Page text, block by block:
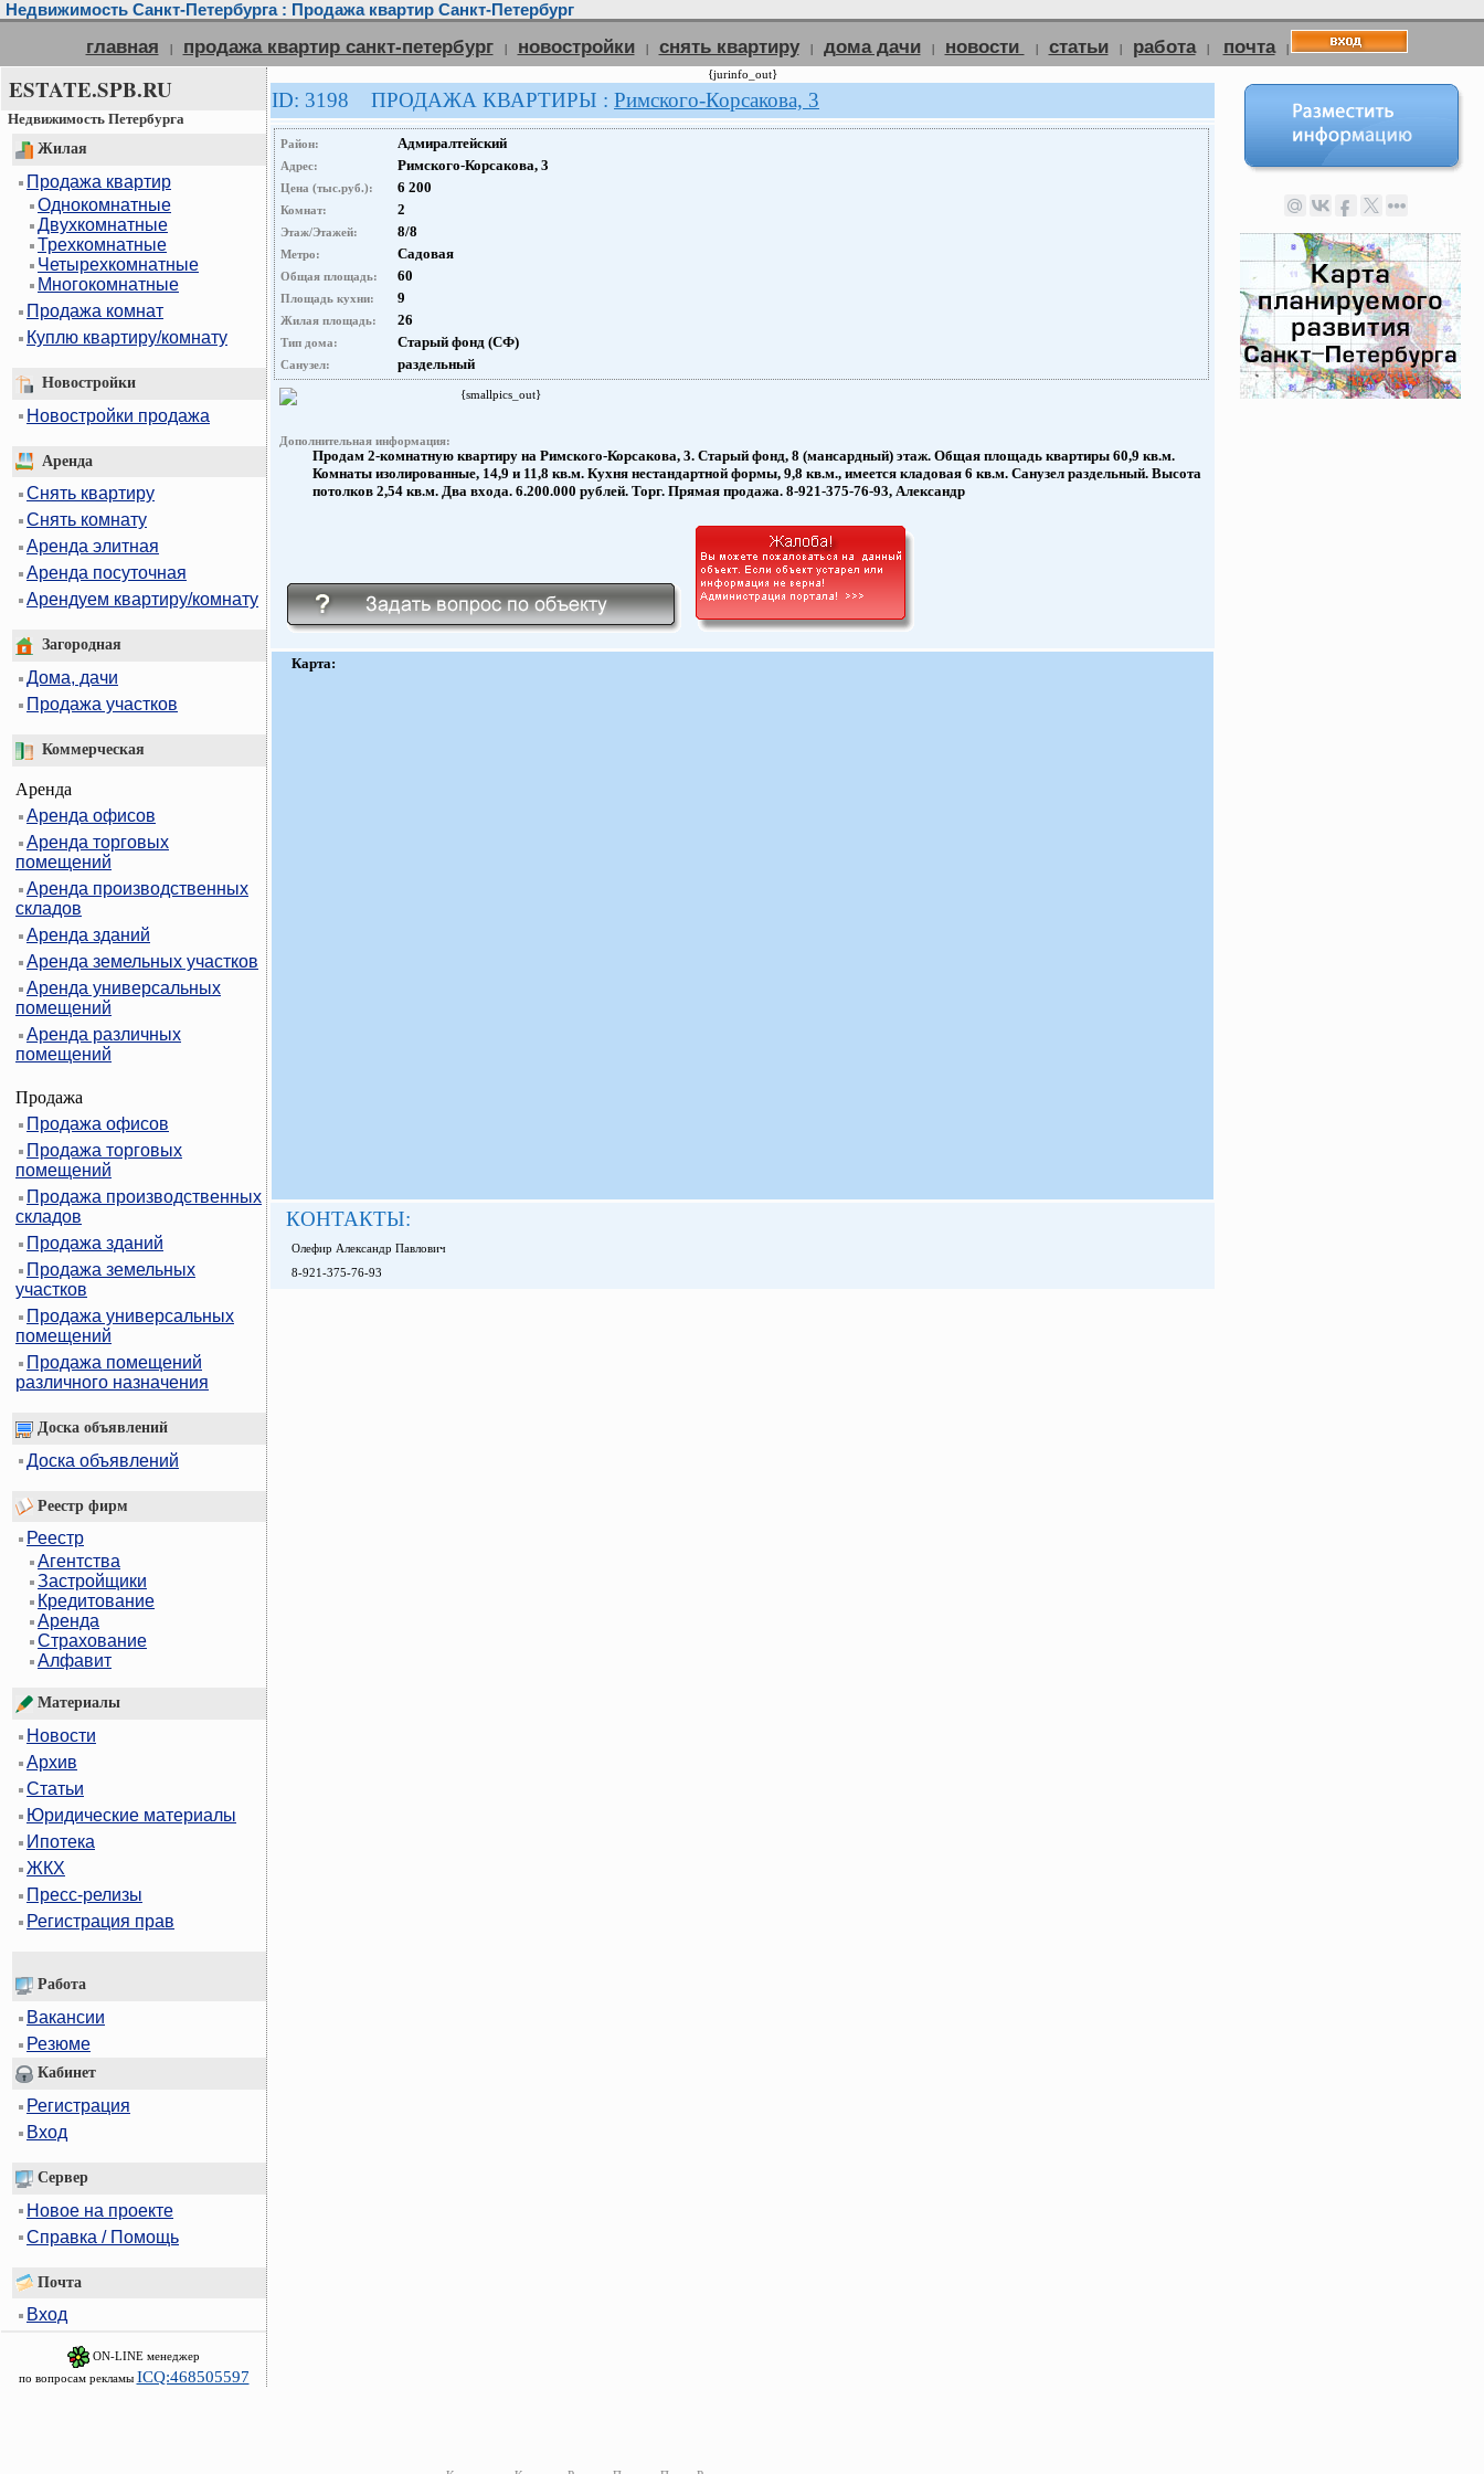
Недвижимость Санкт-Петербурга : Продажа квартир Санкт-Петербург
главная | продажа квартир санкт-петербург | новостройки | снять квартиру | дома дачи | новости | статьи | работа | почта |
ESTATE.SPB.RU
Недвижимость Петербурга
Жилая
Продажа квартир
Однокомнатные
Двухкомнатные
Трехкомнатные
Четырехкомнатные
Многокомнатные
Продажа комнат
Куплю квартиру/комнату
Новостройки
Новостройки продажа
Аренда
Снять квартиру
Снять комнату
Аренда элитная
Аренда посуточная
Арендуем квартиру/комнату
Загородная
Дома, дачи
Продажа участков
Коммерческая
Аренда
Аренда офисов
Аренда торговых
помещений
Аренда производственных
складов
Аренда зданий
Аренда земельных участков
Аренда универсальных
помещений
Аренда различных
помещений
Продажа
Продажа офисов
Продажа торговых
помещений
Продажа производственных
складов
Продажа зданий
Продажа земельных
участков
Продажа универсальных
помещений
Продажа помещений
различного назначения
Доска объявлений
Доска объявлений
Реестр фирм
Реестр
Агентства
Застройщики
Кредитование
Аренда
Страхование
Алфавит
Материалы
Новости
Архив
Статьи
Юридические материалы
Ипотека
ЖКХ
Пресс-релизы
Регистрация прав
Работа
Вакансии
Резюме
Кабинет
Регистрация
Вход
Сервер
Новое на проекте
Справка / Помощь
Почта
Вход
ON-LINE менеджер
по вопросам рекламы ICQ:468505597
{jurinfo_out}
ID: 3198 ПРОДАЖА КВАРТИРЫ : Римского-Корсакова, 3
Район: Адмиралтейский
Адрес: Римского-Корсакова, 3
Цена (тыс.руб.): 6 200
Комнат: 2
Этаж/Этажей: 8/8
Метро: Садовая
Общая площадь: 60
Площадь кухни: 9
Жилая площадь: 26
Тип дома: Старый фонд (СФ)
Санузел: раздельный
{smallpics_out}
Дополнительная информация:
Продам 2-комнатную квартиру на Римского-Корсакова, 3. Старый фонд, 8 (мансардный) этаж. Общая площадь квартиры 60,9 кв.м.
Комнаты изолированные, 14,9 и 11,8 кв.м. Кухня нестандартной формы, 9,8 кв.м., имеется кладовая 6 кв.м. Санузел раздельный. Высота
потолков 2,54 кв.м. Два входа. 6.200.000 рублей. Торг. Прямая продажа. 8-921-375-76-93, Александр
Карта:
КОНТАКТЫ:
Олефир Александр Павлович
8-921-375-76-93